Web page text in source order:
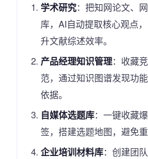
学术研究：把知网论文、
库，AI自动提取核心观点
升文献综述效率。
产品经理知识管理：收藏
范，通过知识图谱发现功
依据。
自媒体选题库：一键收藏
签，搭建选题地图，避免重
企业培训材料库：创建团